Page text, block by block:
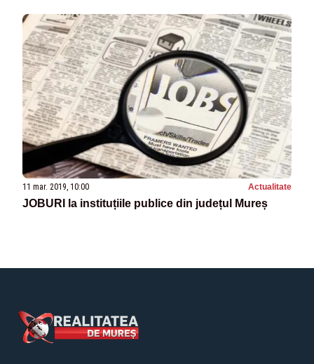
11 mar. 2019, 10:00 Actualitate
JOBURI la instituțiile publice din județul Mureș